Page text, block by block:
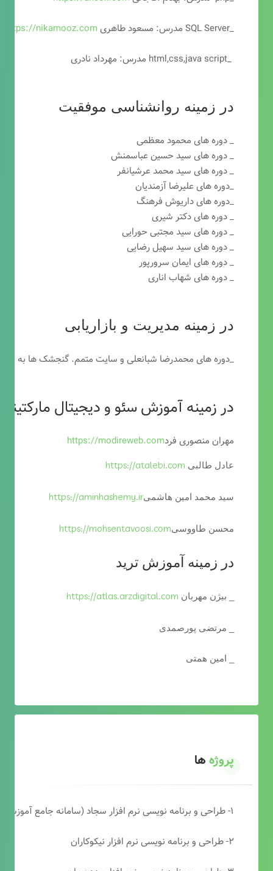
_SQL Server مدرس: مسعود طاهری
https://nikamooz.com
_html,css,java script مدرس: مهرداد نادری
در زمینه روانشناسی موفقیت
_ دوره های محمود معظمی
_ دوره های سید حسین عباسمنش
_ دوره های سید محمد عرشیانفر
_دوره های علیرضا آزمندیان
_دوره های داریوش فرهنگ
_ دوره های دکتر شیری
_ دوره های سید مجتبی حورایی
_ دوره های سید سهیل رضایی
_ دوره های ایمان سرورپور
_ دوره های شهاب اناری
در زمینه مدیریت و بازاریابی
_دوره های محمدرضا شبانعلی و سایت متمم. گنجشک ها به
در زمینه آموزش سئو و دیجیتال
مهران منصوری فردhttps://modireweb.com
عادل طالبی https://atalebi.com
سید محمد امین هاشمیhttps://aminhashemy.ir
محسن طاووسیhttps://mohsentavoosi.com
در زمینه آموزش ترید
_ بیژن مهربان https://atlas.arzdigital.com
_ مرتضی پورصمدی
_ امین همتی
پروژهها
۱- طراحی و برنامه نویسی نرم افزار سجاد (سامانه جامع آموزشی دارالقرآن)
۲- طراحی و برنامه نویسی نرم افزار نیکوکاران